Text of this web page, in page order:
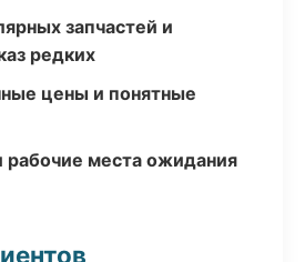
запчастей и
редких
цены и понятные
рабочие места ожидания